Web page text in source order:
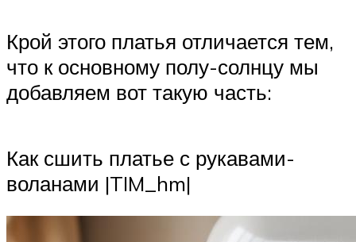
Крой этого платья отличается тем,
что к основному полу-солнцу мы
добавляем вот такую часть:
Как сшить платье с рукавами-
воланами |TIM_hm|